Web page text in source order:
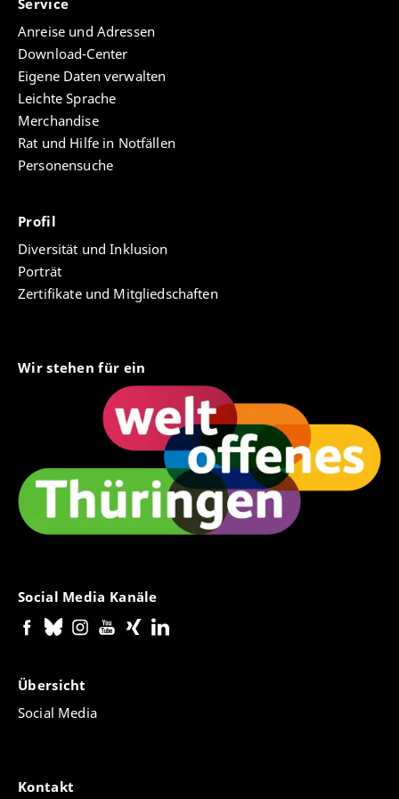
für das weiterbildende Zertifikats-
Fernstudium Mathematik vom 08.08.2017
2.7.5-2|
Gebührenordnung der Universität Erfurt
für das weiterbildende Zertifikats-
Fernstudium Mathematik vom 27.09.2019
VerkBl. UE RegNr.:
2.7.6|
Gebührenordnung der Universität Erfurt
für das weiterbildende Zertifikats-
Fernstudium Staatswissenschaften-
Sozialwissenschaften vom 29. September
2015
Service
Anreise und Adressen
Download-Center
Eigene Daten verwalten
Leichte Sprache
Merchandise
Rat und Hilfe in Notfällen
Personensuche
Profil
Diversität und Inklusion
Porträt
Zertifikate und Mitgliedschaften
Wir stehen für ein
Social Media Kanäle
Übersicht
Social Media
Kontakt